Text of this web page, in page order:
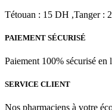
Tétouan : 15 DH ,Tanger :
PAIEMENT SÉCURISÉ
Paiement 100% sécurisé en
SERVICE CLIENT
Nos pharmaciens à votre